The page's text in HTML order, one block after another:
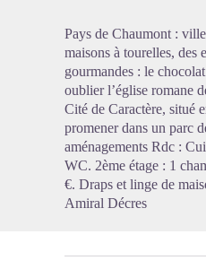
Pays de Chaumont :
maisons à tourelles, des
gourmandes : le
oublier l’église romane
Cité de Caractère, situé
promener dans un parc
aménagements Rdc :
WC. 2ème étage : 1
€. Draps et linge de
Amiral Décres